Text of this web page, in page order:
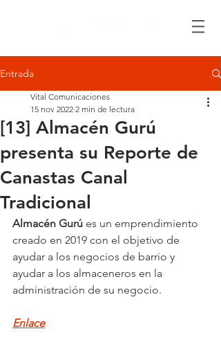
Entrada
[13] Almacén Gurú
presenta su Reporte de
Canastas Canal
Tradicional
Vital Comunicaciones
15 nov 2022 2 min de lectura
Almacén Gurú es un emprendimiento
creado en 2019 con el objetivo de
ayudar a los negocios de barrio y
ayudar a los almaceneros en la
administración de su negocio.
Enlace